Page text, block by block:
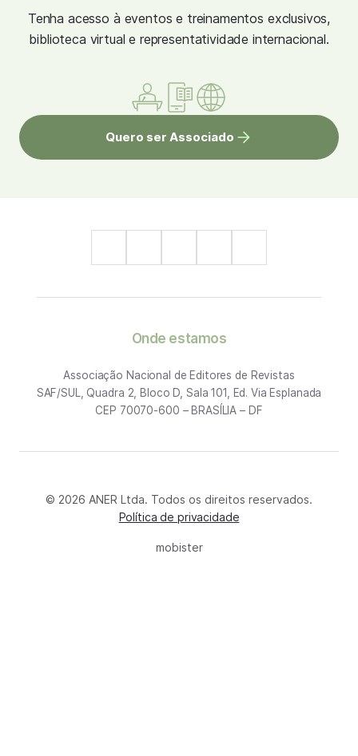
Tenha acesso à eventos e treinamentos exclusivos,
biblioteca virtual e representatividade internacional.
Quero ser Associado
Onde estamos
Associação Nacional de Editores de Revistas
SAF/SUL, Quadra 2, Bloco D, Sala 101, Ed. Via Esplanada
CEP 70070-600 – BRASÍLIA – DF
© 2026 ANER Ltda. Todos os direitos reservados.
Política de privacidade
mobister